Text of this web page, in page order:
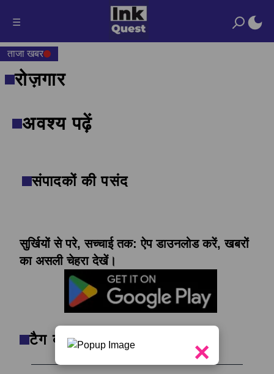
☰
ताजा खबर
×
रोज़गार
अवश्य पढ़ें
संपादकों की पसंद
सुर्खियों से परे, सच्चाई तक: ऐप डाउनलोड करें, खबरों
का असली चेहरा देखें।
टैग क्लाउड